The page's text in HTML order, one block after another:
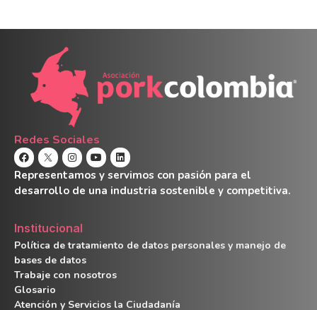
Redes Sociales
Representamos y servimos con pasión para el
desarrollo de una industria sostenible y competitiva.
Institucional
Política de tratamiento de datos personales y manejo de
bases de datos
Trabaje con nosotros
Glosario
Atención y Servicios la Ciudadanía